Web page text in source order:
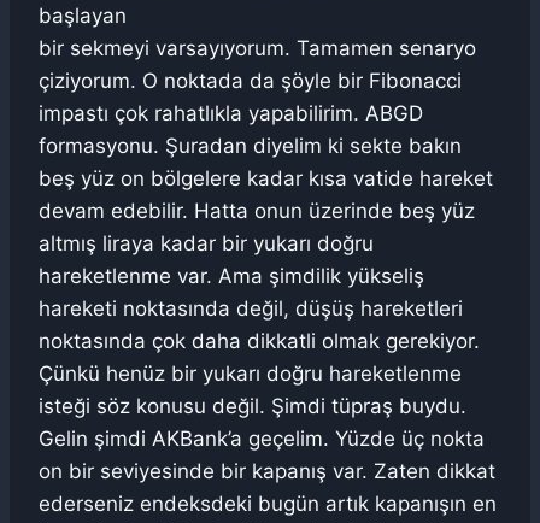
başlayan
bir sekmeyi varsayıyorum. Tamamen senaryo
çiziyorum. O noktada da şöyle bir Fibonacci
impastı çok rahatlıkla yapabilirim. ABGD
formasyonu. Şuradan diyelim ki sekte bakın
beş yüz on bölgelere kadar kısa vatide hareket
devam edebilir. Hatta onun üzerinde beş yüz
altmış liraya kadar bir yukarı doğru
hareketlenme var. Ama şimdilik yükseliş
hareketi noktasında değil, düşüş hareketleri
noktasında çok daha dikkatli olmak gerekiyor.
Çünkü henüz bir yukarı doğru hareketlenme
isteği söz konusu değil. Şimdi tüpraş buydu.
Gelin şimdi AKBank’a geçelim. Yüzde üç nokta
on bir seviyesinde bir kapanış var. Zaten dikkat
ederseniz endeksdeki bugün artık kapanışın en